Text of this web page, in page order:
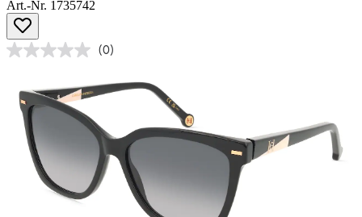
Art.-Nr. 1735742
(0)